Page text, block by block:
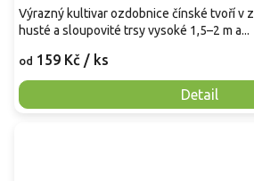
od 159 Kč / ks
Detail
Výrazný kultivar ozdobnice čínské tvoří v
husté a sloupovité trsy vysoké 1,5–2 m a...